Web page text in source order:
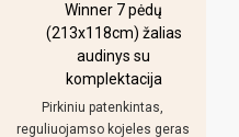
Winner 7 pėdų
(213x118cm) žalias
audinys su
komplektacija
Pirkiniu patenkintas,
reguliuojamso kojeles geras